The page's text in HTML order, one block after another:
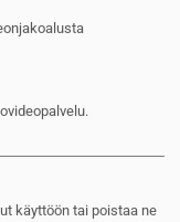
käyttöön tai poistaa ne